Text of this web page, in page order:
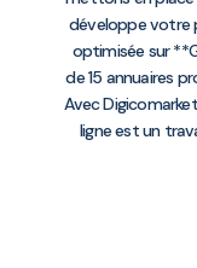
développe votre
optimisée sur
de 15 annuaires
Avec
ligne est un